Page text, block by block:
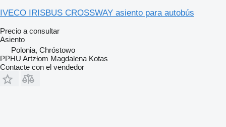
IVECO IRISBUS CROSSWAY asiento para autobús
Precio a consultar
Asiento
Polonia, Chróstowo
PPHU Artzłom Magdalena Kotas
Contacte con el vendedor